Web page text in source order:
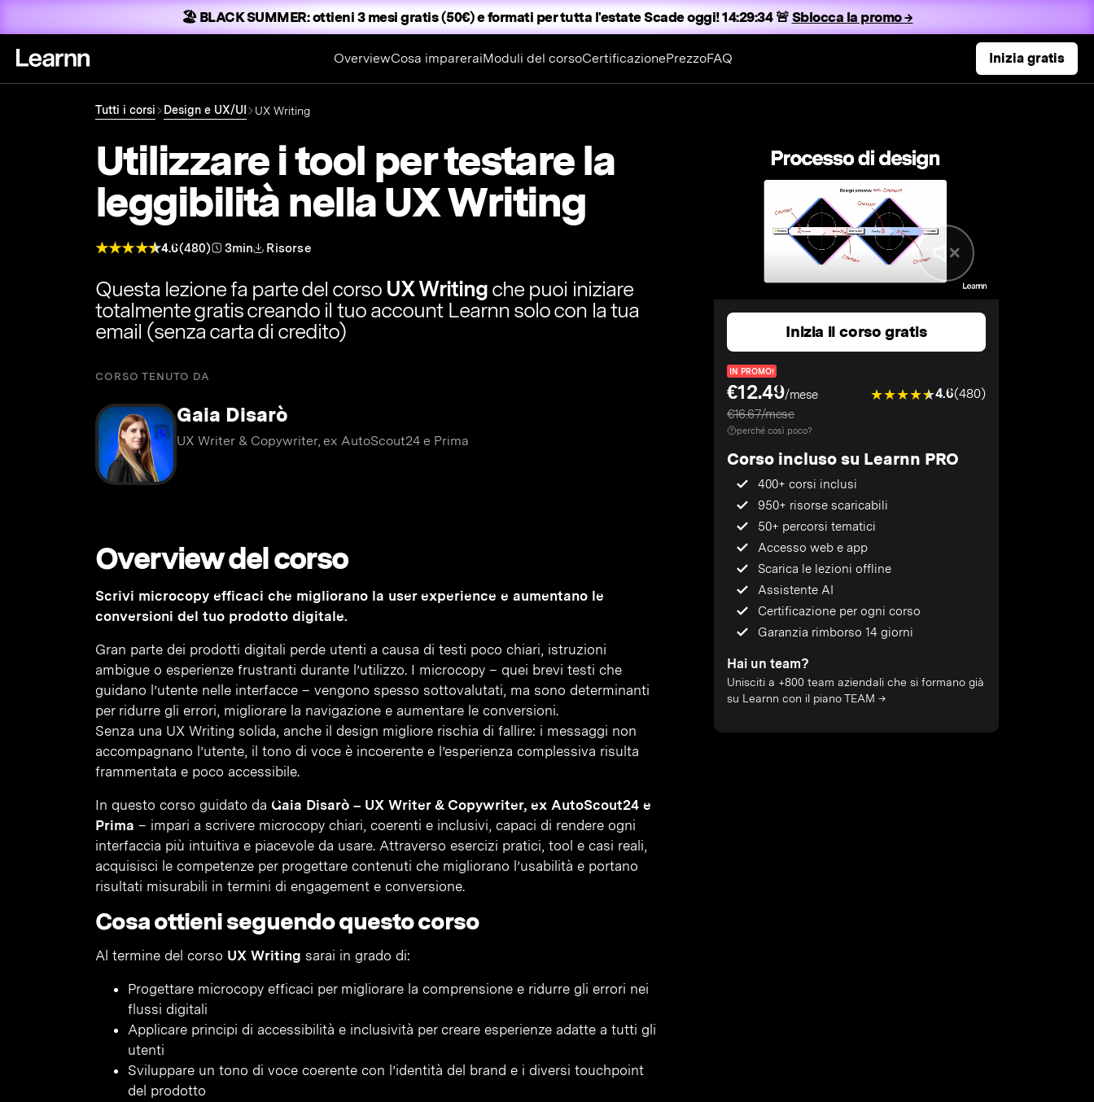
🏖️ BLACK SUMMER:ottieni 3 mesi gratis (50€) e formati per tutta l'estateScade oggi! 14:29:33 🚨 Sblocca la promo →
OverviewCosa impareraiModuli del corsoCertificazionePrezzoFAQ Inizia gratis
Tutti i corsi Design e UX/UI UX Writing
Utilizzare i tool per testare la
leggibilità nella UX Writing
4.6(480) 3min Risorse
Questa lezione fa parte del corso UX Writingche puoi iniziare
totalmente gratis creando il tuo account Learnn solo con la tua
email (senza carta di credito)
CORSO TENUTO DA
Gaia Disarò
UX Writer & Copywriter, ex AutoScout24 e Prima
Overview del corso
Scrivi microcopy efficaci che migliorano la user experience e aumentano le
conversioni del tuo prodotto digitale.
Gran parte dei prodotti digitali perde utenti a causa di testi poco chiari, istruzioni
ambigue o esperienze frustranti durante l’utilizzo. I microcopy – quei brevi testi che
guidano l’utente nelle interfacce – vengono spesso sottovalutati, ma sono determinanti
per ridurre gli errori, migliorare la navigazione e aumentare le conversioni.
Senza una UX Writing solida, anche il design migliore rischia di fallire: i messaggi non
accompagnano l’utente, il tono di voce è incoerente e l’esperienza complessiva risulta
frammentata e poco accessibile.
In questo corso guidato da Gaia Disarò – UX Writer & Copywriter, ex AutoScout24 e
Prima – impari a scrivere microcopy chiari, coerenti e inclusivi, capaci di rendere ogni
interfaccia più intuitiva e piacevole da usare. Attraverso esercizi pratici, tool e casi reali,
acquisisci le competenze per progettare contenuti che migliorano l’usabilità e portano
risultati misurabili in termini di engagement e conversione.
Cosa ottieni seguendo questo corso
Al termine del corso UX Writing sarai in grado di:
Progettare microcopy efficaci per migliorare la comprensione e ridurre gli errori nei
flussi digitali
Applicare principi di accessibilità e inclusività per creare esperienze adatte a tutti gli
utenti
Sviluppare un tono di voce coerente con l’identità del brand e i diversi touchpoint
del prodotto
Inizia il corso gratis
IN PROMO!
€12.49/mese
€16.67/mese
4.6(480)
perché così poco?
Corso incluso su Learnn PRO
400+ corsi inclusi
950+ risorse scaricabili
50+ percorsi tematici
Accesso web e app
Scarica le lezioni offline
Assistente AI
Certificazione per ogni corso
Garanzia rimborso 14 giorni
Hai un team?
Unisciti a +800 team aziendali che si formano già
su Learnn con il piano TEAM →